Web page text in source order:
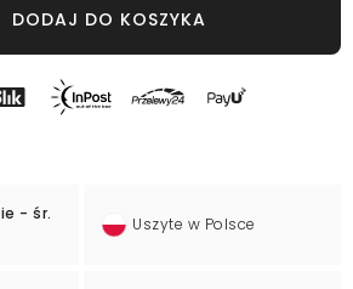
DODAJ DO KOSZYKA
- śr.
Uszyte w Polsce